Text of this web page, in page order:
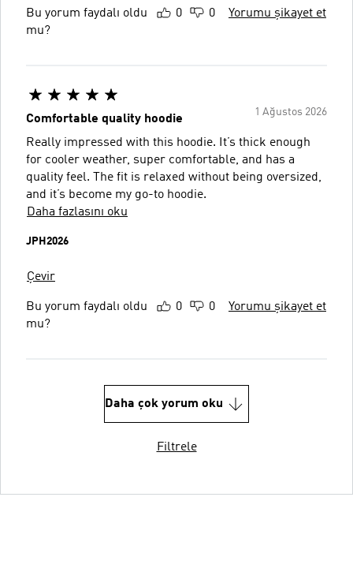
Bu yorum faydalı oldu
mu?
0 0 Yorumu şikayet et
1 Ağustos 2026
Comfortable quality hoodie
Really impressed with this hoodie. It’s thick enough
for cooler weather, super comfortable, and has a
quality feel. The fit is relaxed without being oversized,
and it’s become my go-to hoodie.
Daha fazlasını oku
JPH2026
Çevir
Bu yorum faydalı oldu
mu?
0 0 Yorumu şikayet et
Daha çok yorum oku
Filtrele